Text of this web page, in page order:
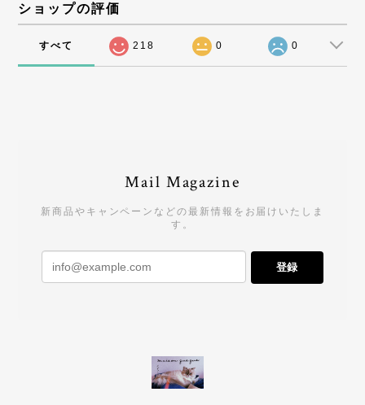
ショップの評価
すべて 218 0 0
Mail Magazine
新商品やキャンペーンなどの最新情報をお届けいたしま
す。
登録